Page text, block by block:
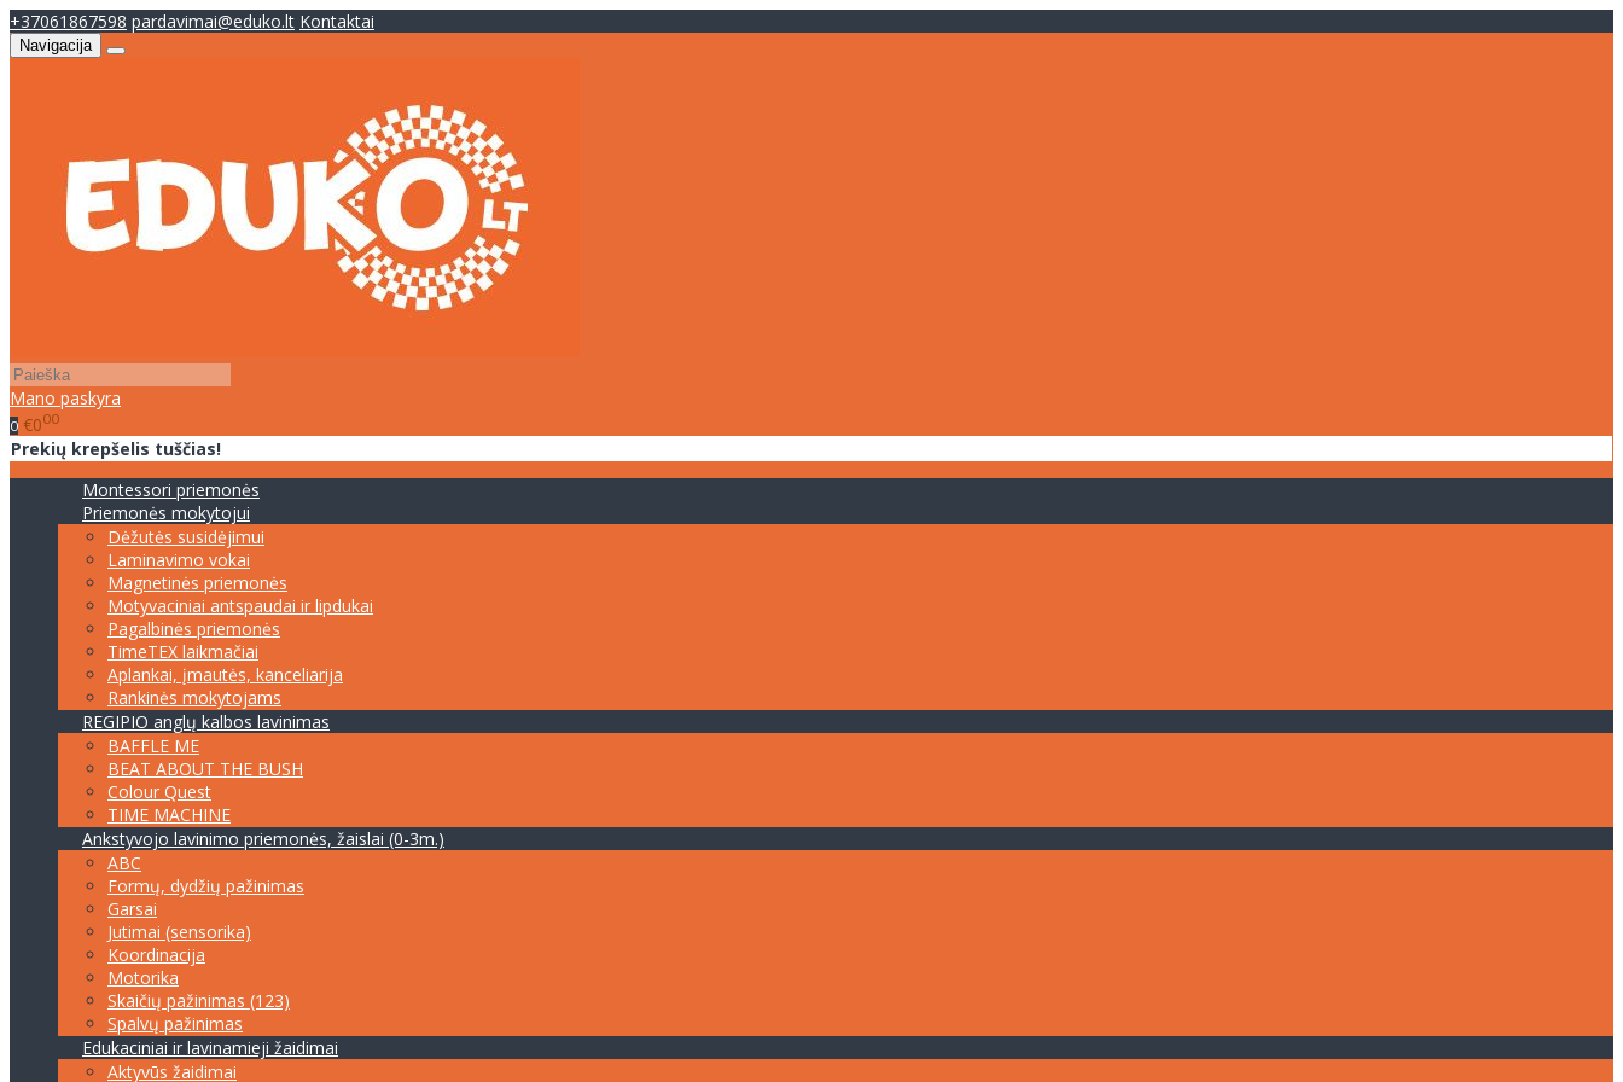
+37061867598 pardavimai@eduko.lt Kontaktai
Navigacija
Mano paskyra
0 €000
Prekių krepšelis tuščias!
Montessori priemonės
Priemonės mokytojui
Dėžutės susidėjimui
Laminavimo vokai
Magnetinės priemonės
Motyvaciniai antspaudai ir lipdukai
Pagalbinės priemonės
TimeTEX laikmačiai
Aplankai, įmautės, kanceliarija
Rankinės mokytojams
REGIPIO anglų kalbos lavinimas
BAFFLE ME
BEAT ABOUT THE BUSH
Colour Quest
TIME MACHINE
Ankstyvojo lavinimo priemonės, žaislai (0-3m.)
ABC
Formų, dydžių pažinimas
Garsai
Jutimai (sensorika)
Koordinacija
Motorika
Skaičių pažinimas (123)
Spalvų pažinimas
Edukaciniai ir lavinamieji žaidimai
Aktyvūs žaidimai